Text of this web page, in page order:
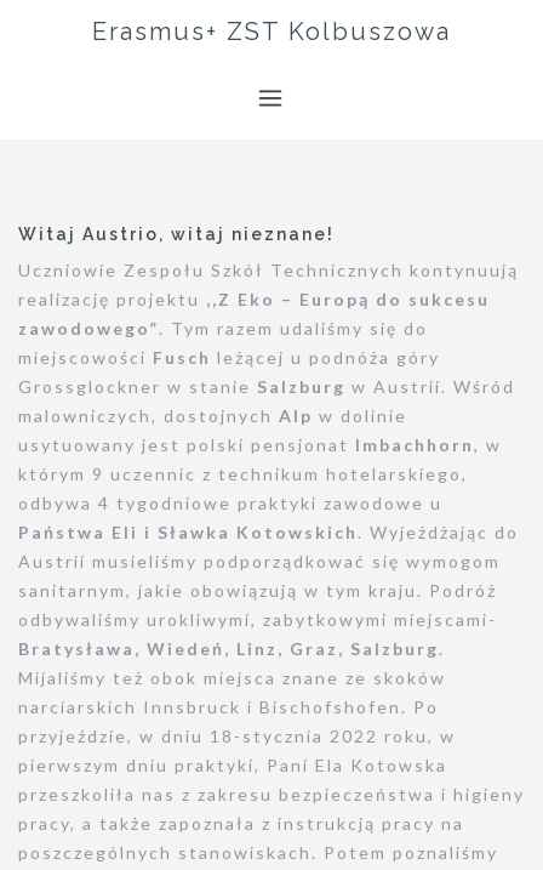
Erasmus+ ZST Kolbuszowa
Witaj Austrio, witaj nieznane!
Uczniowie Zespołu Szkół Technicznych kontynuują
realizację projektu ,,Z Eko – Europą do sukcesu
zawodowego”. Tym razem udaliśmy się do
miejscowości Fusch leżącej u podnóża góry
Grossglockner w stanie Salzburg w Austrii. Wśród
malowniczych, dostojnych Alp w dolinie
usytuowany jest polski pensjonat Imbachhorn, w
którym 9 uczennic z technikum hotelarskiego,
odbywa 4 tygodniowe praktyki zawodowe u
Państwa Eli i Sławka Kotowskich . Wyjeżdżając do
Austrii musieliśmy podporządkować się wymogom
sanitarnym, jakie obowiązują w tym kraju. Podróż
odbywaliśmy urokliwymi, zabytkowymi miejscami-
Bratysława, Wiedeń, Linz, Graz, Salzburg.
Mijaliśmy też obok miejsca znane ze skoków
narciarskich Innsbruck i Bischofshofen. Po
przyjeździe, w dniu 18-stycznia 2022 roku, w
pierwszym dniu praktyki, Pani Ela Kotowska
przeszkoliła nas z zakresu bezpieczeństwa i higieny
pracy, a także zapoznała z instrukcją pracy na
poszczególnych stanowiskach. Potem poznaliśmy